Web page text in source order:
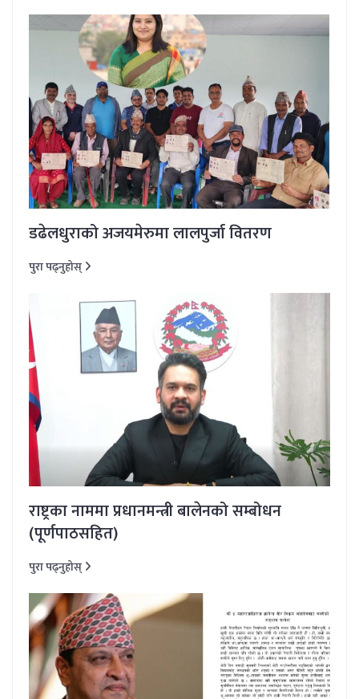
डढेलधुराको अजयमेरुमा लालपुर्जा वितरण
पुरा पढ्नुहोस्
राष्ट्रका नाममा प्रधानमन्त्री बालेनको सम्बोधन
(पूर्णपाठसहित)
पुरा पढ्नुहोस्